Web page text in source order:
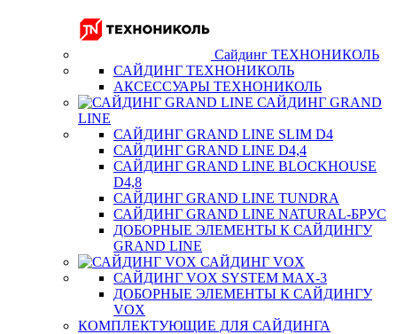
Сайдинг ТЕХНОНИКОЛЬ
САЙДИНГ ТЕХНОНИКОЛЬ
АКСЕССУАРЫ ТЕХНОНИКОЛЬ
САЙДИНГ GRAND
LINE
САЙДИНГ GRAND LINE SLIM D4
САЙДИНГ GRAND LINE D4,4
САЙДИНГ GRAND LINE BLOCKHOUSE
D4,8
САЙДИНГ GRAND LINE TUNDRA
САЙДИНГ GRAND LINE NATURAL-БРУС
ДОБОРНЫЕ ЭЛЕМЕНТЫ К САЙДИНГУ
GRAND LINE
САЙДИНГ VOX
САЙДИНГ VOX SYSTEM MAX-3
ДОБОРНЫЕ ЭЛЕМЕНТЫ К САЙДИНГУ
VOX
КОМПЛЕКТУЮЩИЕ ДЛЯ САЙДИНГА